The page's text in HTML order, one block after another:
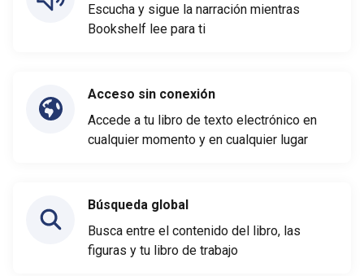
Escucha y sigue la narración mientras
Bookshelf lee para ti
Acceso sin conexión
Accede a tu libro de texto electrónico en
cualquier momento y en cualquier lugar
Búsqueda global
Busca entre el contenido del libro, las
figuras y tu libro de trabajo